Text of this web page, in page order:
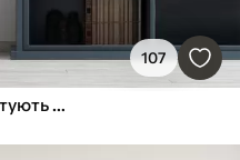
107
Абстрактні будиночки, що імітують мазок пензля